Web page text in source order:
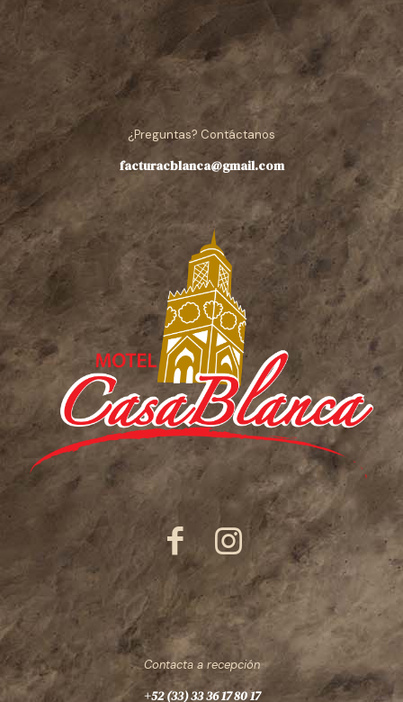
¿Preguntas? Contáctanos
facturacblanca@gmail.com
Contacta a recepción
+52 (33) 33 36 17 80 17